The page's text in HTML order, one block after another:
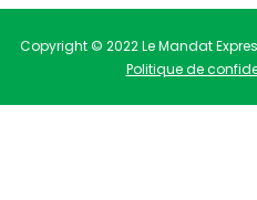
Copyright © 2022 Le Mandat
Politique de